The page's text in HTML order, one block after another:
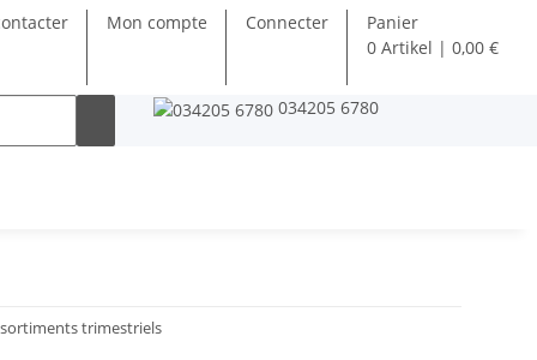
Mon compte Connecter
Panier
0 Artikel | 0,00 €
034205 6780
trimestriels